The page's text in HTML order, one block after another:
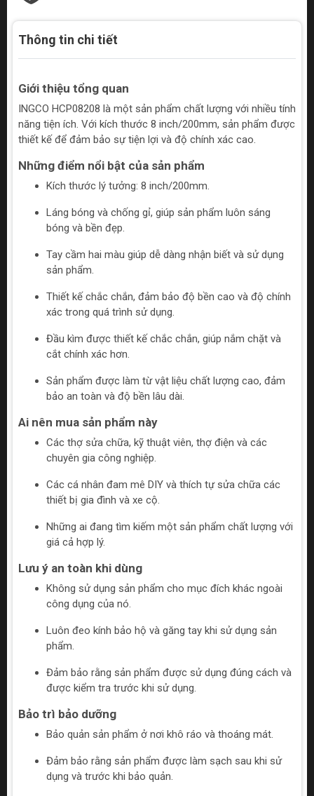
Thông tin chi tiết
Giới thiệu tổng quan
INGCO HCP08208 là một sản phẩm chất lượng với nhiều tính
năng tiện ích. Với kích thước 8 inch/200mm, sản phẩm được
thiết kế để đảm bảo sự tiện lợi và độ chính xác cao.
Những điểm nổi bật của sản phẩm
Kích thước lý tưởng: 8 inch/200mm.
Láng bóng và chống gỉ, giúp sản phẩm luôn sáng
bóng và bền đẹp.
Tay cầm hai màu giúp dễ dàng nhận biết và sử dụng
sản phẩm.
Thiết kế chắc chắn, đảm bảo độ bền cao và độ chính
xác trong quá trình sử dụng.
Đầu kìm được thiết kế chắc chắn, giúp nắm chặt và
cắt chính xác hơn.
Sản phẩm được làm từ vật liệu chất lượng cao, đảm
bảo an toàn và độ bền lâu dài.
Ai nên mua sản phẩm này
Các thợ sửa chữa, kỹ thuật viên, thợ điện và các
chuyên gia công nghiệp.
Các cá nhân đam mê DIY và thích tự sửa chữa các
thiết bị gia đình và xe cộ.
Những ai đang tìm kiếm một sản phẩm chất lượng với
giá cả hợp lý.
Lưu ý an toàn khi dùng
Không sử dụng sản phẩm cho mục đích khác ngoài
công dụng của nó.
Luôn đeo kính bảo hộ và găng tay khi sử dụng sản
phẩm.
Đảm bảo rằng sản phẩm được sử dụng đúng cách và
được kiểm tra trước khi sử dụng.
Bảo trì bảo dưỡng
Bảo quản sản phẩm ở nơi khô ráo và thoáng mát.
Đảm bảo rằng sản phẩm được làm sạch sau khi sử
dụng và trước khi bảo quản.